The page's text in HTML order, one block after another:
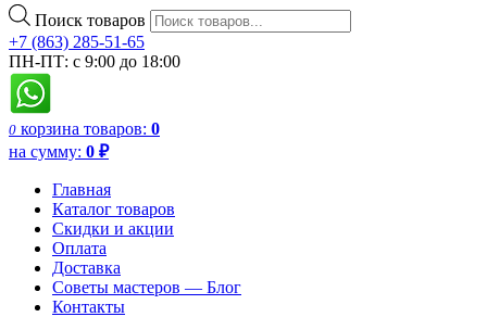
Поиск товаров
+7 (863) 285-51-65
ПН-ПТ: с 9:00 до 18:00
0 корзина товаров: 0
на сумму: 0 ₽
Главная
Каталог товаров
Скидки и акции
Оплата
Доставка
Советы мастеров — Блог
Контакты